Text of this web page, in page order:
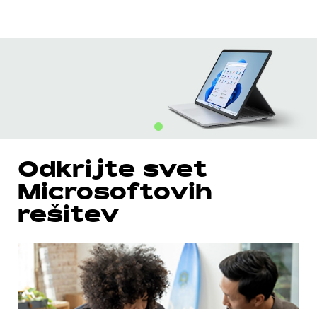
Odkrijte svet
Microsoftovih
rešitev